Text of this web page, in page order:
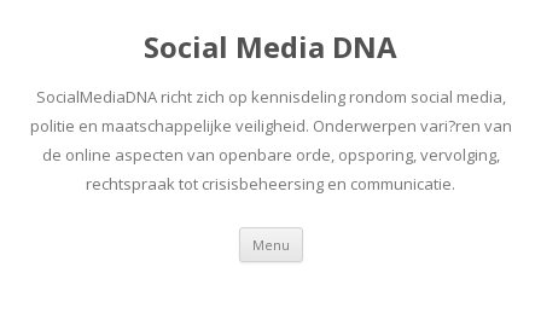
Social Media DNA
SocialMediaDNA richt zich op kennisdeling rondom social media,
politie en maatschappelijke veiligheid. Onderwerpen vari?ren van
de online aspecten van openbare orde, opsporing, vervolging,
rechtspraak tot crisisbeheersing en communicatie.
Menu Spring
inhoud